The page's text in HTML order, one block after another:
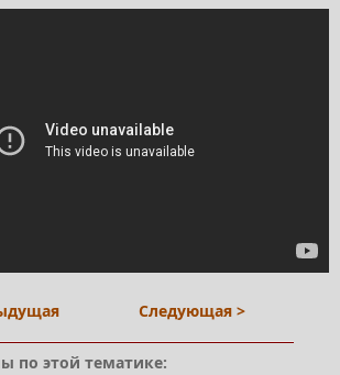
Следующая >
по этой тематике: